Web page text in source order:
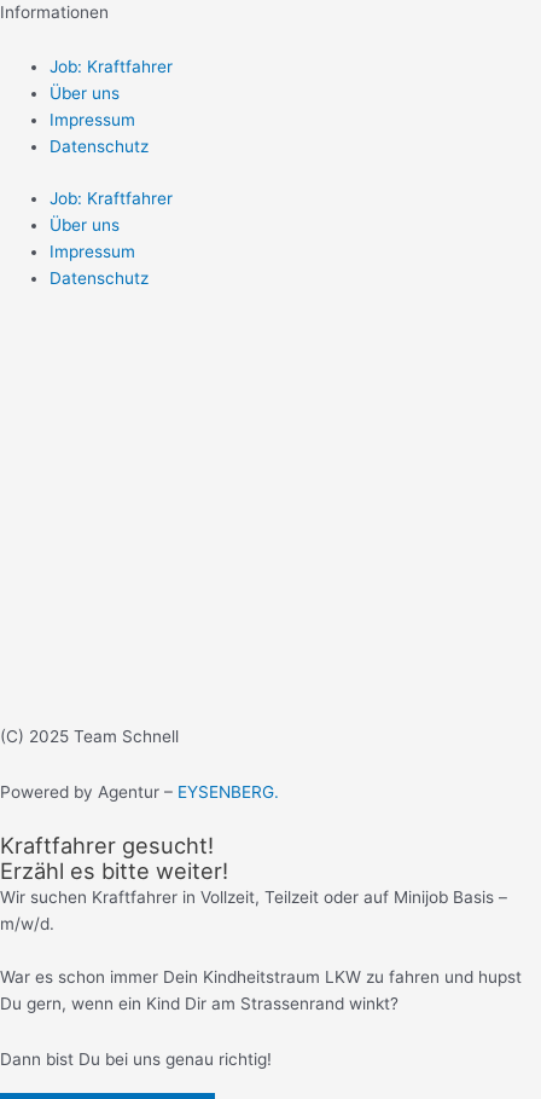
Informationen
Job: Kraftfahrer
Über uns
Impressum
Datenschutz
Job: Kraftfahrer
Über uns
Impressum
Datenschutz
(C) 2025 Team Schnell
Powered by Agentur – EYSENBERG.
Kraftfahrer gesucht!
Erzähl es bitte weiter!
Wir suchen Kraftfahrer in Vollzeit, Teilzeit oder auf Minijob Basis –
m/w/d.
War es schon immer Dein Kindheitstraum LKW zu fahren und hupst
Du gern, wenn ein Kind Dir am Strassenrand winkt?
Dann bist Du bei uns genau richtig!